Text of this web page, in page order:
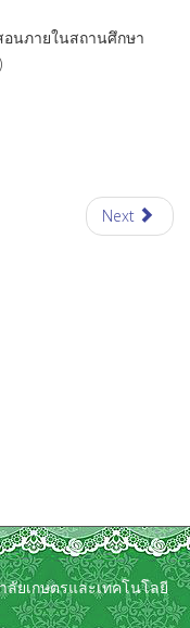
อนภายในสถานศึกษา
Next
ยเกษตรและเทคโนโลยี